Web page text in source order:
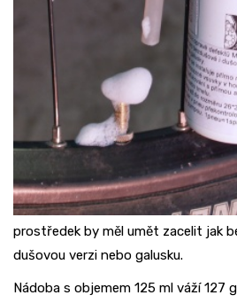
prostředek by měl umět zacelit jak
dušovou verzi nebo galusku.
Nádoba s objemem 125 ml váží 127